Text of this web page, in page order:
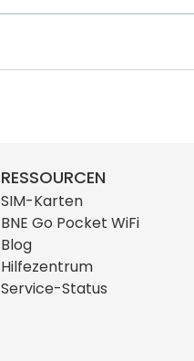
RESSOURCEN
SIM-Karten
BNE Go Pocket WiFi
Blog
Hilfezentrum
Service-Status